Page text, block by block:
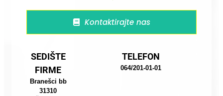
Kontaktirajte nas
SEDIŠTE
FIRME
Branešci bb
31310
TELEFON
064/201-01-01